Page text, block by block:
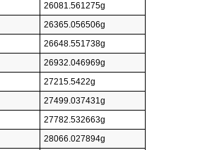
26081.561275g
26365.056506g
26648.551738g
26932.046969g
27215.5422g
27499.037431g
27782.532663g
28066.027894g